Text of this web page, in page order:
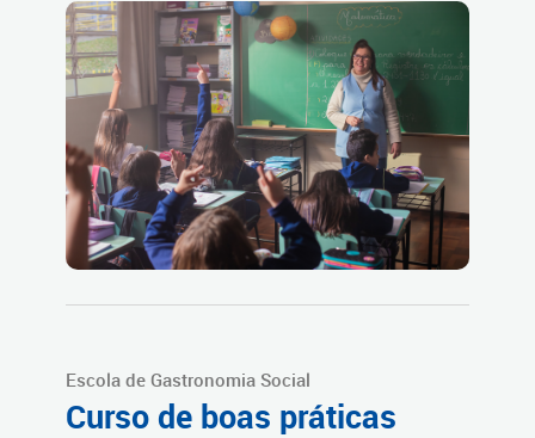
Escola de Gastronomia Social
Curso de boas práticas